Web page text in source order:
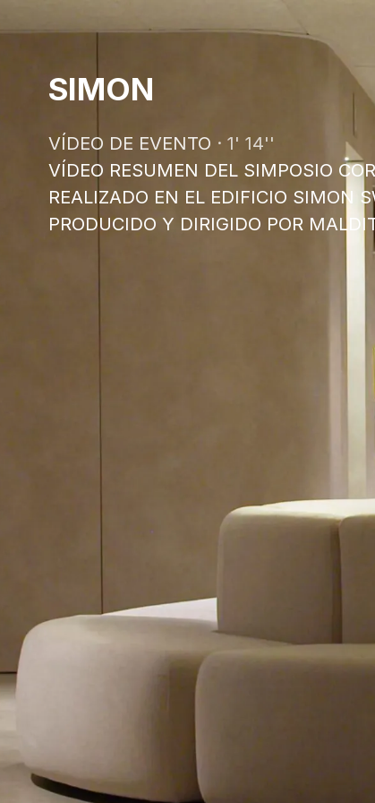
SIMON
VÍDEO DE EVENTO · 1' 14''
VÍDEO RESUMEN DEL SIMPOSIO
REALIZADO EN EL EDIFICIO SIMON
PRODUCIDO Y DIRIGIDO POR